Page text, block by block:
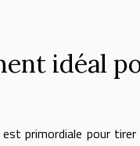
idéal
primordiale pour